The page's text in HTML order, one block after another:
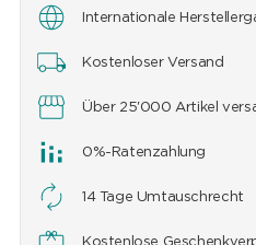
Internationale
Kostenloser Versand
Über 25'000 Artikel
0%-Ratenzahlung
14 Tage Umtauschrecht